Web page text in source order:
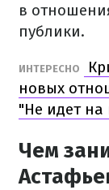
в
публики.
ИНТЕРЕСНО
новых
"Не идет на
Чем